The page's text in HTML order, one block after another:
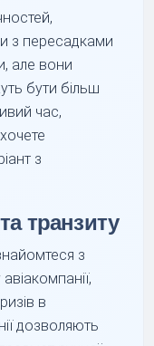
з пересадками
але вони
бути більш
час,
з
транзиту
з
в
дозволяють